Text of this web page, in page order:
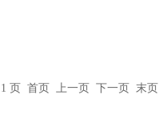
1 页 首页 上一页 下一页 末